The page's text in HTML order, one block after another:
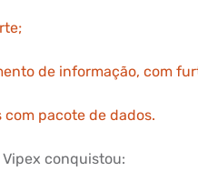
de informação, com
pacote de dados.
conquistou: